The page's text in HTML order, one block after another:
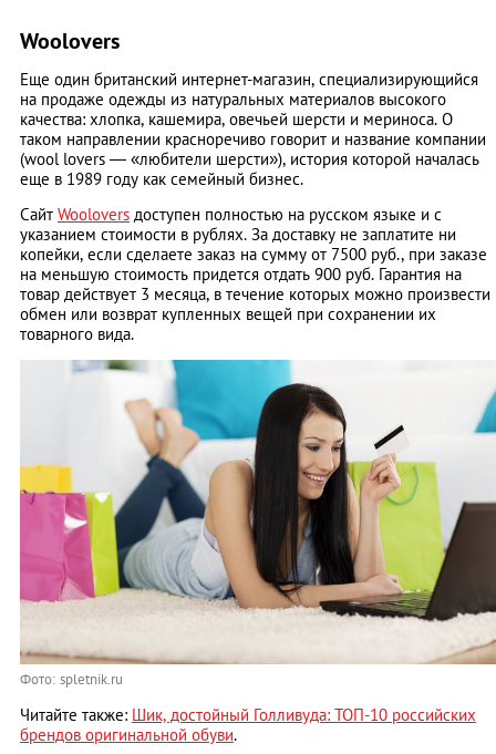
Woolovers
Еще один британский интернет-магазин, специализирующийся
на продаже одежды из натуральных материалов высокого
качества: хлопка, кашемира, овечьей шерсти и мериноса. О
таком направлении красноречиво говорит и название компании
(wool lovers — «любители шерсти»), история которой началась
еще в 1989 году как семейный бизнес.
Сайт Woolovers доступен полностью на русском языке и с
указанием стоимости в рублях. За доставку не заплатите ни
копейки, если сделаете заказ на сумму от 7500 руб., при заказе
на меньшую стоимость придется отдать 900 руб. Гарантия на
товар действует 3 месяца, в течение которых можно произвести
обмен или возврат купленных вещей при сохранении их
товарного вида.
Фото: spletnik.ru
Читайте также: Шик, достойный Голливуда: ТОП-10 российских
брендов оригинальной обуви.